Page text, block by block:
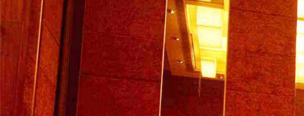
联系我们